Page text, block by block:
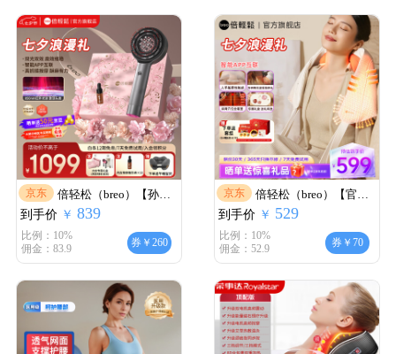
京东
倍轻松（breo）【孙颖
莎同款】头皮按摩梳
Scalp3智能头部按摩仪
红外光健发生发梳女友
物 【新升级2代 鎏金专
属礼盒】Scalp3S 深空黑
到手价 ￥ 839
比例：10%
佣金：83.9
券￥260
京东
倍轻松（breo）【官方
店】颈椎按摩器
N6mini2代肩周热敷 按
摩仪披肩肩颈斜方肌生
物】 【重磅新品】
N6mini-2代【肩周热敷
版】
到手价 ￥ 529
比例：10%
佣金：52.9
券￥70